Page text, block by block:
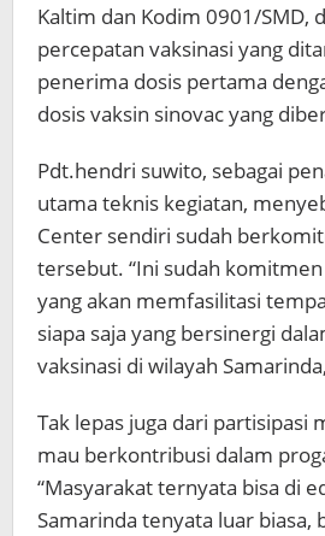
Kaltim dan Kodim 0901/SMD,
percepatan vaksinasi yang
penerima dosis pertama
dosis vaksin sinovac yang
Pdt.hendri suwito, sebagai
utama teknis kegiatan,
Center sendiri sudah
tersebut. “Ini sudah
yang akan memfasilitasi
siapa saja yang bersinergi
vaksinasi di wilayah
Tak lepas juga dari partisipasi
mau berkontribusi dalam
“Masyarakat ternyata bisa di
Samarinda tenyata luar biasa,